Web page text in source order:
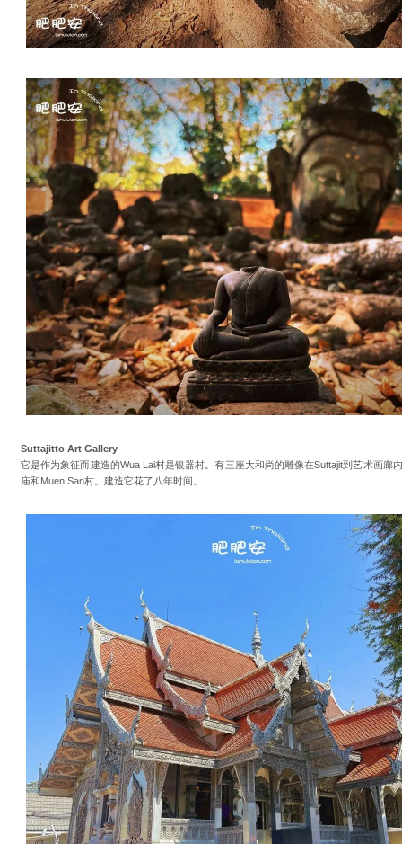
Suttajitto Art Gallery
它是作为象征而建造的Wua Lai村是银器村。有三座大和尚的雕像在Suttajit到艺术画廊
庙和Muen San村。建造它花了八年时间。